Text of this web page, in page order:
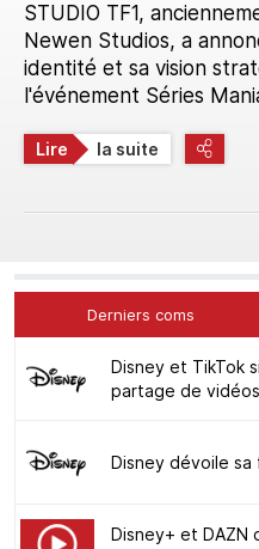
STUDIO TF1,
Newen Studios, a
identité et sa vision
l'événement Séries
Lire la suite
Derniers coms
Disney et TikTok
partage de
Disney dévoile
Disney+ et DAZN